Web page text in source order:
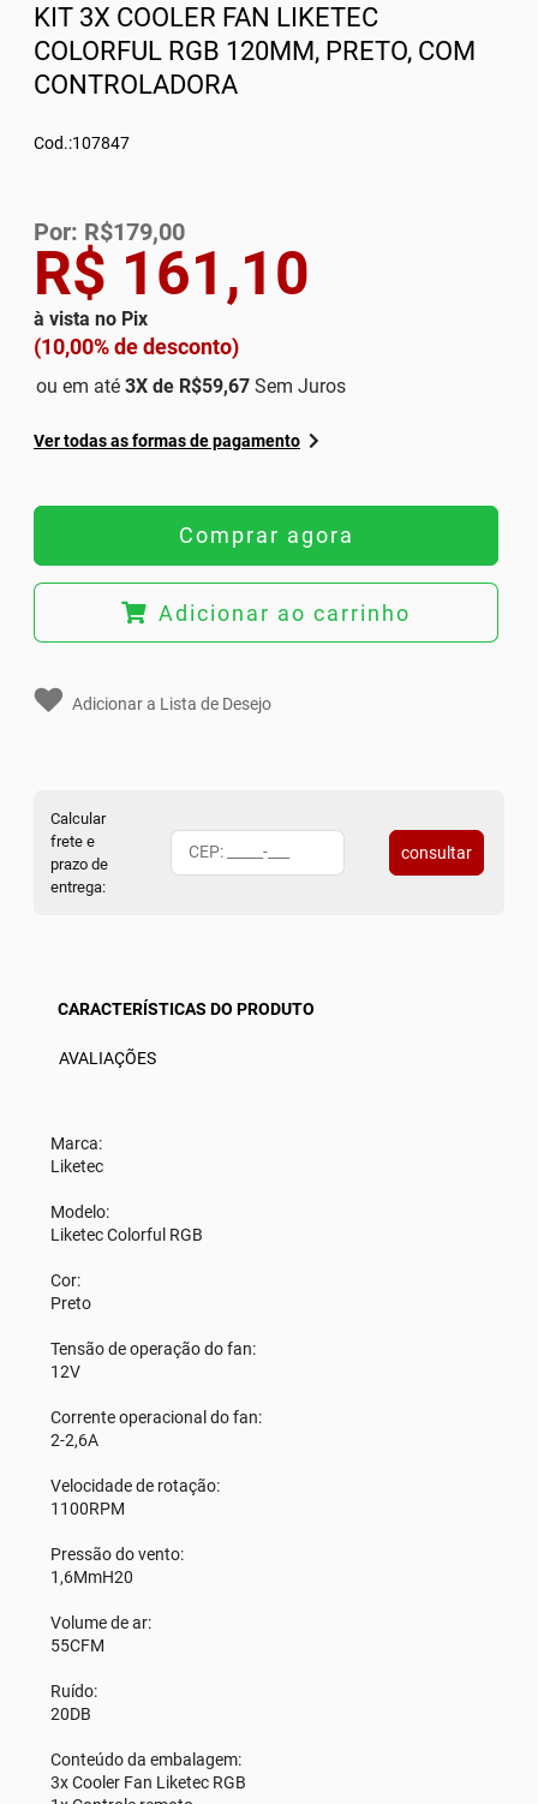
KIT 3X COOLER FAN LIKETEC
COLORFUL RGB 120MM, PRETO, COM
CONTROLADORA
Cod.:107847
R$ 161,10
à vista no Pix
(10,00% de desconto)
Por: R$179,00
ou em até 3X de R$59,67 Sem Juros
Ver todas as formas de pagamento
Comprar agora
Adicionar ao carrinho
Adicionar a Lista de Desejo
Calcular
frete e
prazo de
entrega:
consultar
CARACTERÍSTICAS DO PRODUTO
AVALIAÇÕES
Marca:
Liketec
Modelo:
Liketec Colorful RGB
Cor:
Preto
Tensão de operação do fan:
12V
Corrente operacional do fan:
2-2,6A
Velocidade de rotação:
1100RPM
Pressão do vento:
1,6MmH20
Volume de ar:
55CFM
Ruído:
20DB
Conteúdo da embalagem:
3x Cooler Fan Liketec RGB